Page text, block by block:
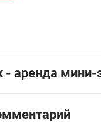
- аренда мини-